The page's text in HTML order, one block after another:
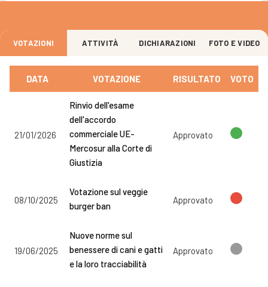
VOTAZIONI ATTIVITÀ DICHIARAZIONI FOTO E VIDEO
DATA VOTAZIONE RISULTATO VOTO
21/01/2026
Rinvio dell'esame
dell'accordo
commerciale UE-
Mercosur alla Corte di
Giustizia
Approvato
08/10/2025
Votazione sul veggie
burger ban
Approvato
19/06/2025
Nuove norme sul
benessere di cani e gatti
e la loro tracciabilità
Approvato